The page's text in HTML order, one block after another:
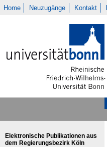
Home Neuzugänge Kontakt
Elektronische Publikationen aus
dem Regierungsbezirk Köln